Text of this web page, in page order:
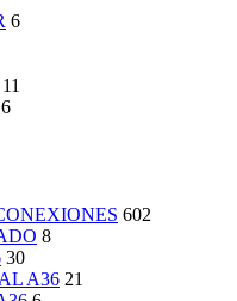
6
11
6
602
8
30
A36 21